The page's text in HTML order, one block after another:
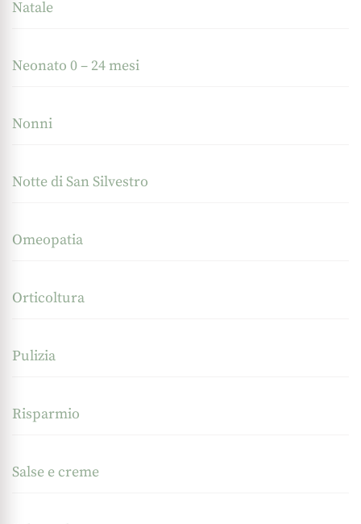
Natale
Neonato 0 – 24 mesi
Nonni
Notte di San Silvestro
Omeopatia
Orticoltura
Pulizia
Risparmio
Salse e creme